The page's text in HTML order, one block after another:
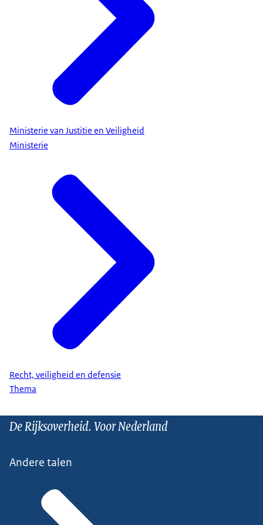
Ministerie van Justitie en Veiligheid
Ministerie
Recht, veiligheid en defensie
Thema
De Rijksoverheid. Voor Nederland
Andere talen